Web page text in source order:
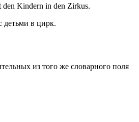
den Kindern in den Zirkus.
детьми в цирк.
из того же словарного поля